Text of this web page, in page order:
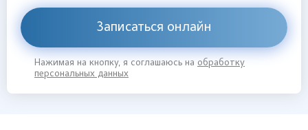
Записаться онлайн
Нажимая на кнопку, я соглашаюсь на обработку
персональных данных